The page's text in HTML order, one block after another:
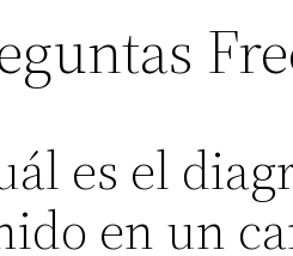
es el
en un